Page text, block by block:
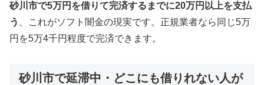
砂川市で5万円を借りて完済するまでに20万円以上を支払
う
、これがソフト闇金の現実です。正規業者なら同じ5万
円を5万4千円程度で完済できます。
砂川市で延滞中・どこにも借りれない人が